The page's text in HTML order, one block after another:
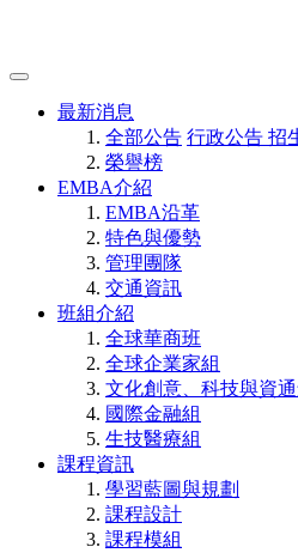
最新消息
全部公告 行政公告 招
榮譽榜
EMBA介紹
EMBA沿革
特色與優勢
管理團隊
交通資訊
班組介紹
全球華商班
全球企業家組
文化創意、科技與資
國際金融組
生技醫療組
課程資訊
學習藍圖與規劃
課程設計
課程模組